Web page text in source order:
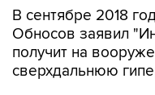
В сентябре 2018
Обносов заявил
получит на
сверхдальнюю